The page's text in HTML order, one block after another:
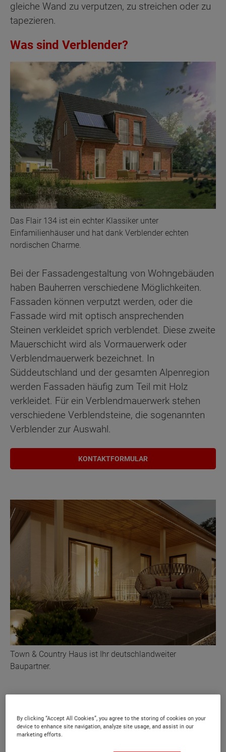
gleiche Wand zu verputzen, zu streichen oder zu
tapezieren.
Was sind Verblender?
Das Flair 134 ist ein echter Klassiker unter
Einfamilienhäuser und hat dank Verblender echten
nordischen Charme.
Bei der Fassadengestaltung von Wohngebäuden
haben Bauherren verschiedene Möglichkeiten.
Fassaden können verputzt werden, oder die
Fassade wird mit optisch ansprechenden
Steinen verkleidet sprich verblendet. Diese zweite
Mauerschicht wird als Vormauerwerk oder
Verblendmauerwerk bezeichnet. In
Süddeutschland und der gesamten Alpenregion
werden Fassaden häufig zum Teil mit Holz
verkleidet. Für ein Verblendmauerwerk stehen
verschiedene Verblendsteine, die sogenannten
Verblender zur Auswahl.
KONTAKTFORMULAR
Town & Country Haus ist Ihr deutschlandweiter
Baupartner.
Wohnträume
By clicking “Accept All Cookies”, you agree to the storing of cookies on your
device to enhance site navigation, analyze site usage, and assist in our
marketing efforts.